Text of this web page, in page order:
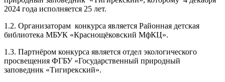
2024 года исполняется 25 лет.
1.2. Организаторам конкурса является Районная детская
библиотека МБУК «Краснощёковский МфКЦ».
1.3. Партнёром конкурса является отдел экологического
просвещения ФГБУ «Государственный природный
заповедник «Тигирекский».